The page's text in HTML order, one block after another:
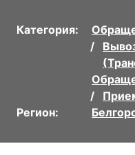
Категория:
Регион: